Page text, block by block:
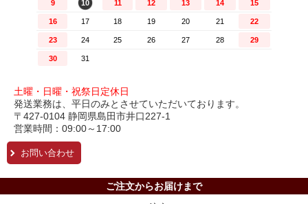
土曜・日曜・祝祭日定休日
発送業務は、平日のみとさせていただいております。
〒427-0104 静岡県島田市井口227-1
営業時間：09:00～17:00
お問い合わせ
ご注文からお届けまで